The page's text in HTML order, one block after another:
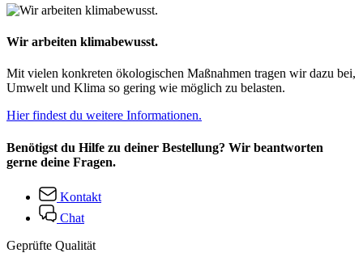
Wir arbeiten klimabewusst.
Mit vielen konkreten ökologischen Maßnahmen tragen wir dazu bei,
Umwelt und Klima so gering wie möglich zu belasten.
Hier findest du weitere Informationen.
Benötigst du Hilfe zu deiner Bestellung? Wir beantworten
gerne deine Fragen.
Kontakt
Chat
Geprüfte Qualität